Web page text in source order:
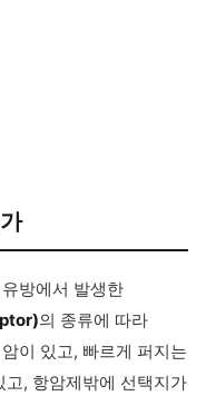
방에서 발생한
의 종류에 따라
이 있고, 빠르게 퍼지는
, 항암제밖에 선택지가